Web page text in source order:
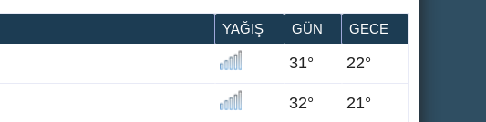
YAĞIŞ GÜN GECE
31° 22°
32° 21°